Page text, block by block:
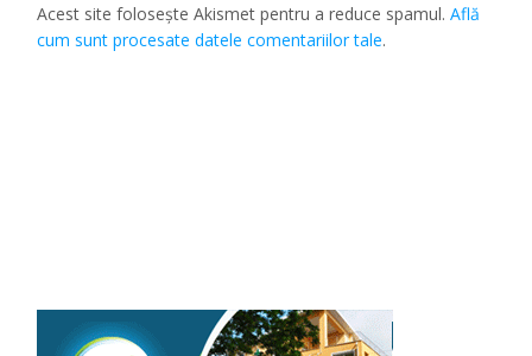
Acest site folosește Akismet pentru a reduce spamul.Află
cum sunt procesate datele comentariilor tale.